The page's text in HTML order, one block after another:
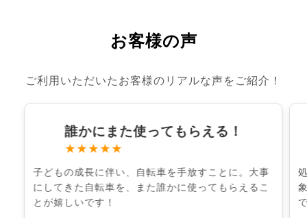
お客様の声
ご利用いただいたお客様のリアルな声をご紹介！
誰かにまた使ってもらえる！
★★★★★
子どもの成長に伴い、自転車を手放すことに。大事
にしてきた自転車を、また誰かに使ってもらえるこ
とが嬉しいです！